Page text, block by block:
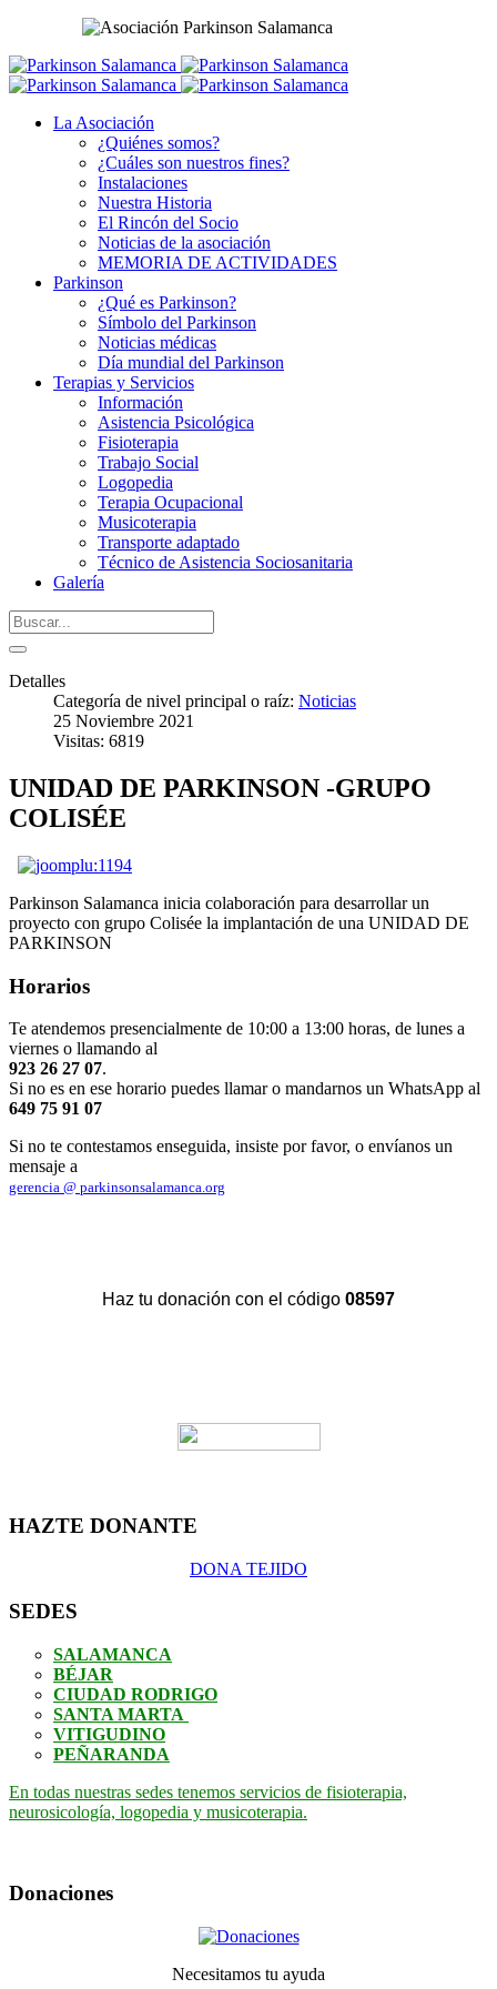
La Asociación
¿Quiénes somos?
¿Cuáles son nuestros fines?
Instalaciones
Nuestra Historia
El Rincón del Socio
Noticias de la asociación
MEMORIA DE ACTIVIDADES
Parkinson
¿Qué es Parkinson?
Símbolo del Parkinson
Noticias médicas
Día mundial del Parkinson
Terapias y Servicios
Información
Asistencia Psicológica
Fisioterapia
Trabajo Social
Logopedia
Terapia Ocupacional
Musicoterapia
Transporte adaptado
Técnico de Asistencia Sociosanitaria
Galería
Detalles
Categoría de nivel principal o raíz: Noticias
25 Noviembre 2021
Visitas: 6819
UNIDAD DE PARKINSON -GRUPO
COLISÉE
Parkinson Salamanca inicia colaboración para desarrollar un
proyecto con grupo Colisée la implantación de una UNIDAD DE
PARKINSON
Horarios
Te atendemos presencialmente de 10:00 a 13:00 horas, de lunes a
viernes o llamando al
923 26 27 07.
Si no es en ese horario puedes llamar o mandarnos un WhatsApp al
649 75 91 07
Si no te contestamos enseguida, insiste por favor, o envíanos un
mensaje a
gerencia @ parkinsonsalamanca.org
Haz tu donación con el código 08597
HAZTE DONANTE
DONA TEJIDO
SEDES
SALAMANCA
BÉJAR
CIUDAD RODRIGO
SANTA MARTA
VITIGUDINO
PEÑARANDA
En todas nuestras sedes tenemos servicios de fisioterapia,
neurosicología, logopedia y musicoterapia.
Donaciones
Necesitamos tu ayuda